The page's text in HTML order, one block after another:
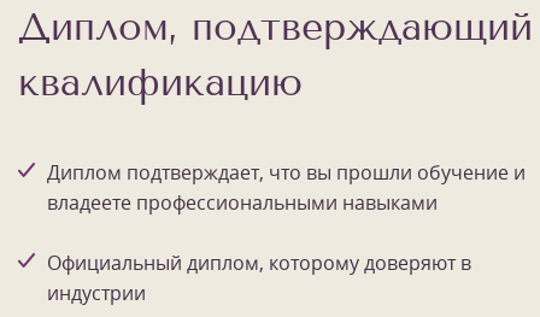
Диплом, подтверждающий
квалификацию
Диплом подтверждает, что вы прошли обучение и
владеете профессиональными навыками
Официальный диплом, которому доверяют в
индустрии